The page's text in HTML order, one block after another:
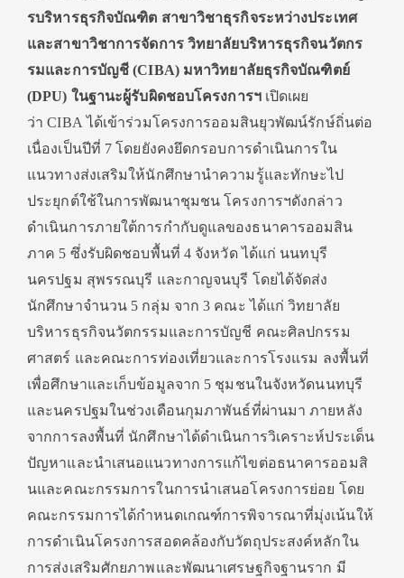
รบริหารธุรกิจบัณฑิต สาขาวิชาธุรกิจระหว่างประเทศ
และสาขาวิชาการจัดการ วิทยาลัยบริหารธุรกิจนวัตกร
รมและการบัญชี (CIBA) มหาวิทยาลัยธุรกิจบัณฑิตย์
(DPU) ในฐานะผู้รับผิดชอบโครงการฯเปิดเผย
ว่าCIBAได้เข้าร่วมโครงการออมสินยุวพัฒน์รักษ์ถิ่นต่อ
เนื่องเป็นปีที่ 7โดยยังคงยึดกรอบการดำเนินการใน
แนวทางส่งเสริมให้นักศึกษานำความรู้และทักษะไป
ประยุกต์ใช้ในการพัฒนาชุมชน โครงการฯดังกล่าว
ดำเนินการภายใต้การกำกับดูแลของธนาคารออมสิน
ภาค 5 ซึ่งรับผิดชอบพื้นที่ 4 จังหวัด ได้แก่ นนทบุรี
นครปฐม สุพรรณบุรี และกาญจนบุรี โดยได้จัดส่ง
นักศึกษาจำนวน 5 กลุ่ม จาก3 คณะ ได้แก่ วิทยาลัย
บริหารธุรกิจนวัตกรรมและการบัญชี คณะศิลปกรรม
ศาสตร์ และคณะการท่องเที่ยวและการโรงแรม ลงพื้นที่
เพื่อศึกษาและเก็บข้อมูลจาก 5 ชุมชนในจังหวัดนนทบุรี
และนครปฐมในช่วงเดือนกุมภาพันธ์ที่ผ่านมา ภายหลัง
จากการลงพื้นที่ นักศึกษาได้ดำเนินการวิเคราะห์ประเด็น
ปัญหาและนำเสนอแนวทางการแก้ไขต่อธนาคารออมสิ
นและคณะกรรมการในการนำเสนอโครงการย่อย โดย
คณะกรรมการได้กำหนดเกณฑ์การพิจารณาที่มุ่งเน้นให้
การดำเนินโครงการสอดคล้องกับวัตถุประสงค์หลักใน
การส่งเสริมศักยภาพและพัฒนาเศรษฐกิจฐานราก มี